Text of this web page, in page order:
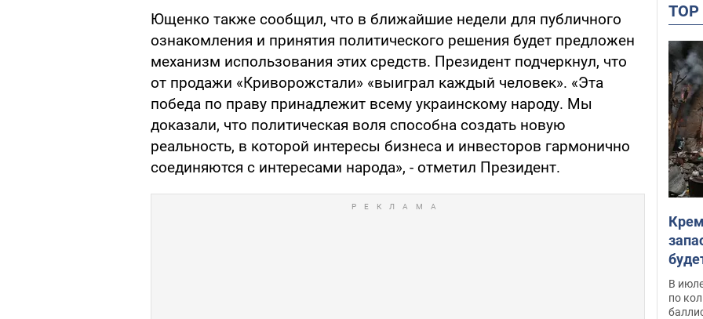
Ющенко также сообщил, что в ближайшие недели для публичного
ознакомления и принятия политического решения будет предложен
механизм использования этих средств. Президент подчеркнул, что
от продажи «Криворожстали» «выиграл каждый человек». «Эта
победа по праву принадлежит всему украинскому народу. Мы
доказали, что политическая воля способна создать новую
реальность, в которой интересы бизнеса и инвесторов гармонично
соединяются с интересами народа», - отметил Президент.
В
по